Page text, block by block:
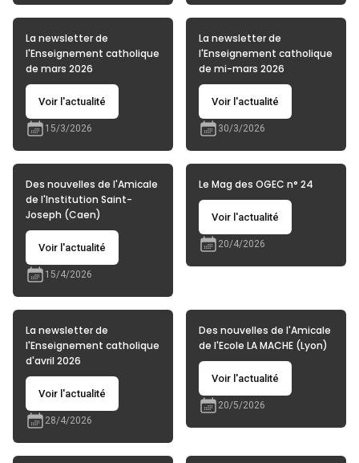
La newsletter de
l'Enseignement catholique
de mars 2026
Voir l'actualité
15/3/2026
La newsletter de
l'Enseignement catholique
de mi-mars 2026
Voir l'actualité
30/3/2026
Des nouvelles de l'Amicale
de l'Institution Saint-
Joseph (Caen)
Voir l'actualité
15/4/2026
Le Mag des OGEC n° 24
Voir l'actualité
20/4/2026
La newsletter de
l'Enseignement catholique
d'avril 2026
Voir l'actualité
28/4/2026
Des nouvelles de l'Amicale
de l'Ecole LA MACHE (Lyon)
Voir l'actualité
20/5/2026